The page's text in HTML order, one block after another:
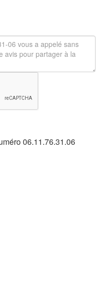
06.11.76.31.06